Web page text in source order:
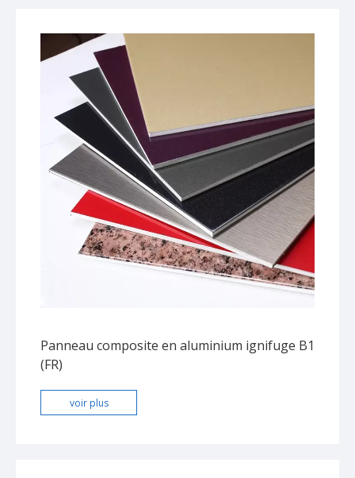
Panneau composite en aluminium ignifuge B1
(FR)
voir plus